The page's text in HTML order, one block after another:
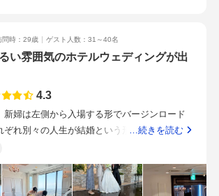
問時：29歳 ゲスト人数：31～40名
い雰囲気のホテルウェディングが出
4.3
新婦は左側から入場する形でバージンロード
ぞれ別々の人生が結婚という形で一つになる
も当日ゲストに向けて説明がありました。新
カーテンが開きます。当日は天気が良く、明
ることが出来ました。42階の会場で行い、こ
…続きを読む